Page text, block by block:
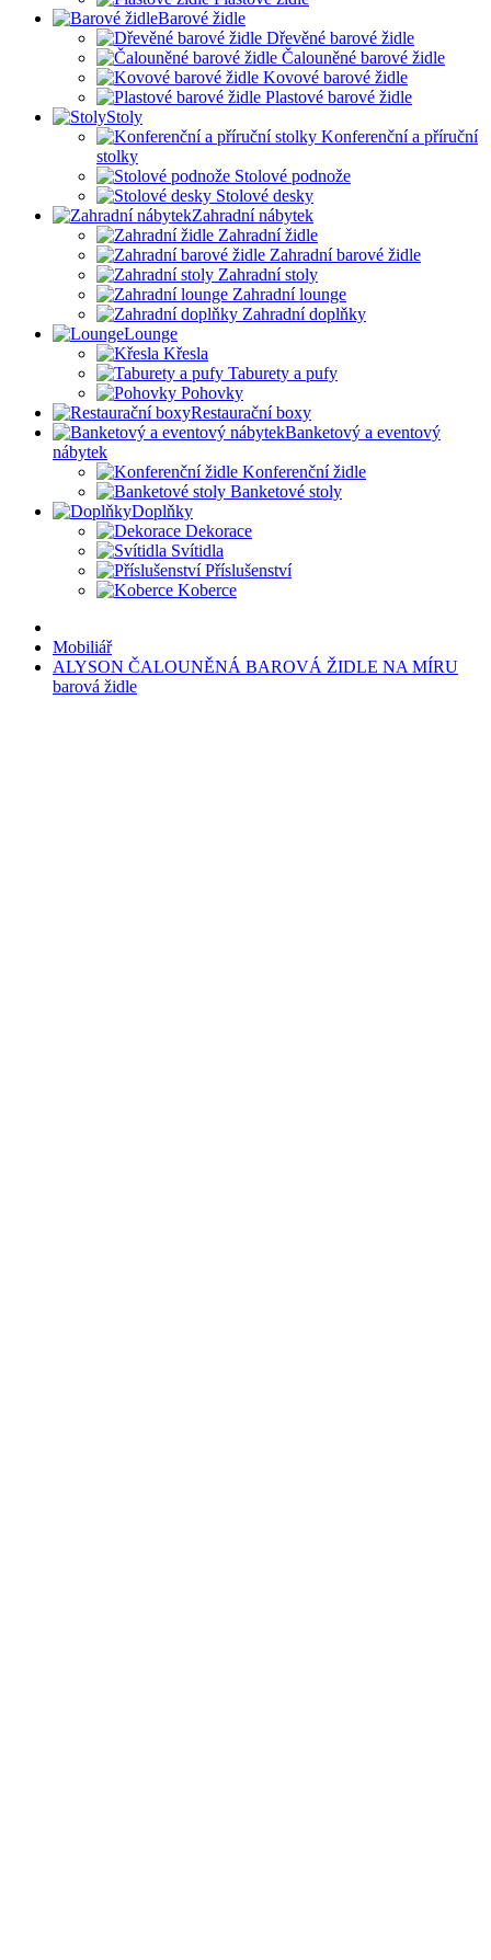
Barové židle
Dřevěné barové židle
Čalouněné barové židle
Kovové barové židle
Plastové barové židle
Stoly
Konferenční a příruční
stolky
Stolové podnože
Stolové desky
Zahradní nábytek
Zahradní židle
Zahradní barové židle
Zahradní stoly
Zahradní lounge
Zahradní doplňky
Lounge
Křesla
Taburety a pufy
Pohovky
Restaurační boxy
Banketový a eventový
nábytek
Konferenční židle
Banketové stoly
Doplňky
Dekorace
Svítidla
Příslušenství
Koberce
Mobiliář
ALYSON ČALOUNĚNÁ BAROVÁ ŽIDLE NA MÍRU
barová židle